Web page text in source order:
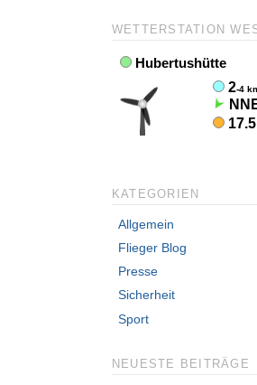
WETTERSTATION
KATEGORIEN
Allgemein
Flieger Blog
Presse
Sicherheit
Sport
NEUESTE BEITRÄGE